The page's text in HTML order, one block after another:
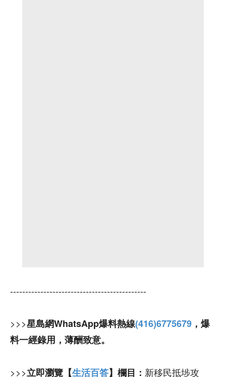
---------------------------------------------
>>>星島網WhatsApp爆料熱線(416)6775679 ，爆
料一經錄用，薄酬致意。
>>>立即瀏覽【生活百答】欄目： 新移民抵埗攻